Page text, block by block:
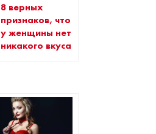
8 верных
признаков, что
у женщины нет
никакого вкуса